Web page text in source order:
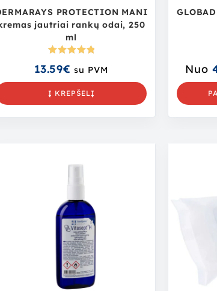
PROTECTION MANI
jautriai rankų odai, 250
ml
s: 5.00iš
5
13.59€ su PVM
Į KREPŠELĮ
Nuo